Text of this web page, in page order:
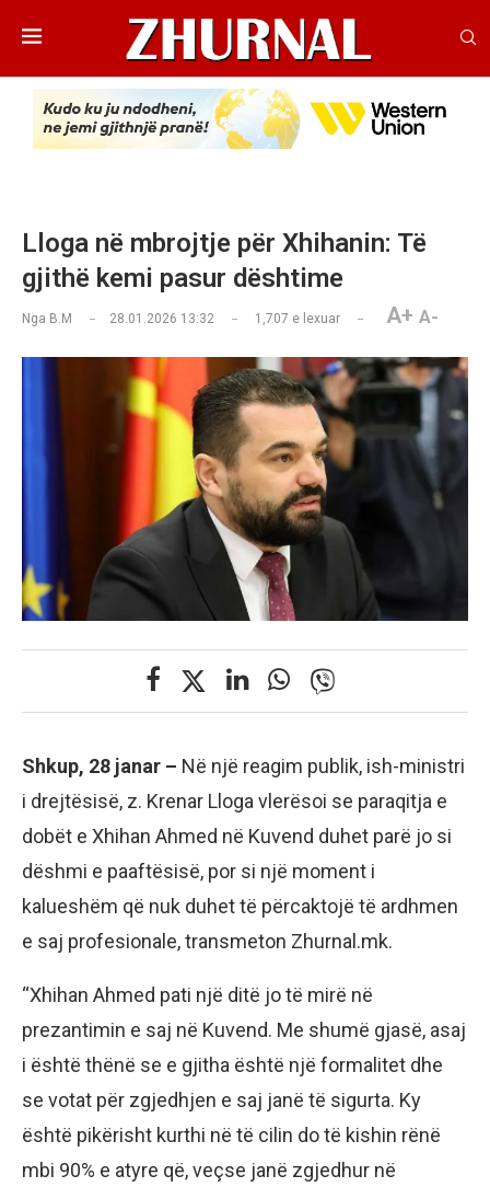
Lloga në mbrojtje për Xhihanin: Të
gjithë kemi pasur dështime
Nga B.M 28.01.2026 13:32 1,707 e lexuar A+ A-
Shkup, 28 janar – Në një reagim publik, ish-ministri
i drejtësisë, z. Krenar Lloga vlerësoi se paraqitja e
dobët e Xhihan Ahmed në Kuvend duhet parë jo si
dëshmi e paaftësisë, por si një moment i
kalueshëm që nuk duhet të përcaktojë të ardhmen
e saj profesionale, transmeton Zhurnal.mk.
“Xhihan Ahmed pati një ditë jo të mirë në
prezantimin e saj në Kuvend. Me shumë gjasë, asaj
i është thënë se e gjitha është një formalitet dhe
se votat për zgjedhjen e saj janë të sigurta. Ky
është pikërisht kurthi në të cilin do të kishin rënë
mbi 90% e atyre që, veçse janë zgjedhur në